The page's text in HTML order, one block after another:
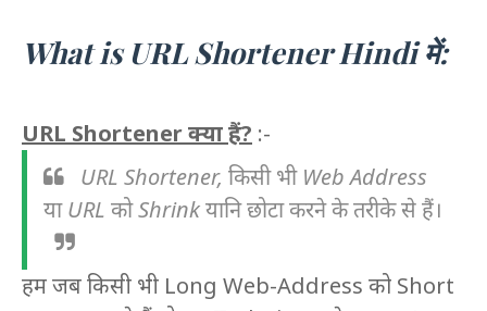
What is URL Shortener Hindi में:
URL Shortener क्या हैं? :-
URL Shortener, किसी भी Web Address
या URL को Shrink यानि छोटा करने के तरीके से हैं।
हम जब किसी भी Long Web-Address को Short